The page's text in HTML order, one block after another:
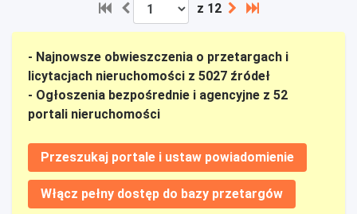
z 12
- Najnowsze obwieszczenia o przetargach i
licytacjach nieruchomości z 5027 źródeł
- Ogłoszenia bezpośrednie i agencyjne z 52
portali nieruchomości
Przeszukaj portale i ustaw powiadomienie
Włącz pełny dostęp do bazy przetargów